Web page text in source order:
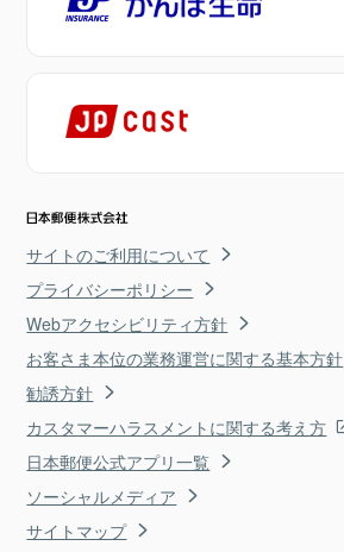
サイトのご利用について
プライバシーポリシー
Webアクセシビリティ方針
お客さま本位の業務運営に関する基本方針
勧誘方針
カスタマーハラスメントに関する考え方
日本郵便公式アプリ一覧
ソーシャルメディア
サイトマップ